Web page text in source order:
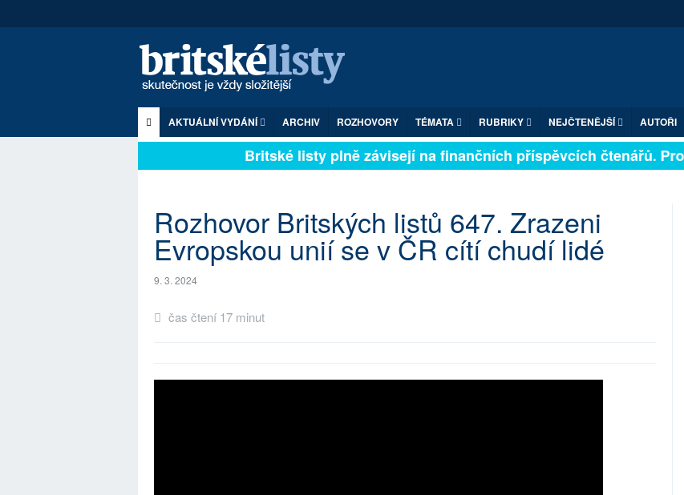
AKTUÁLNÍ VYDÁNÍ ARCHIV ROZHOVORY TÉMATA RUBRIKY NEJČTENĚJŠÍ AUTOŘI
Britské listy plně závisejí na finančních příspěvcích čtenářů.
Rozhovor Britských listů 647. Zrazeni
Evropskou unií se v ČR cítí chudí lidé
9. 3. 2024
čas čtení 17 minut